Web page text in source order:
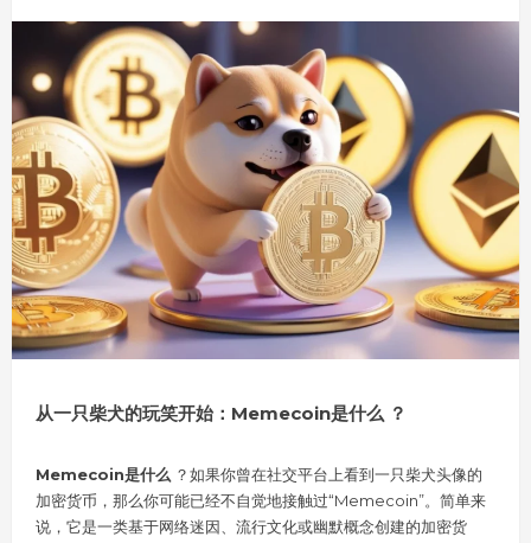
从一只柴犬的玩笑开始：Memecoin是什么 ？
Memecoin是什么 ？如果你曾在社交平台上看到一只柴犬头像的
加密货币，那么你可能已经不自觉地接触过“Memecoin”。简单来
说，它是一类基于网络迷因、流行文化或幽默概念创建的加密货